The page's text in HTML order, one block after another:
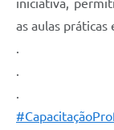
as aulas